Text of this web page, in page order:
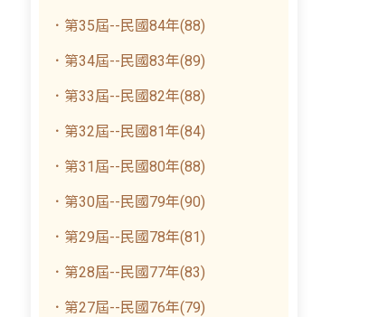
．第35屆--民國84年(88)
．第34屆--民國83年(89)
．第33屆--民國82年(88)
．第32屆--民國81年(84)
．第31屆--民國80年(88)
．第30屆--民國79年(90)
．第29屆--民國78年(81)
．第28屆--民國77年(83)
．第27屆--民國76年(79)